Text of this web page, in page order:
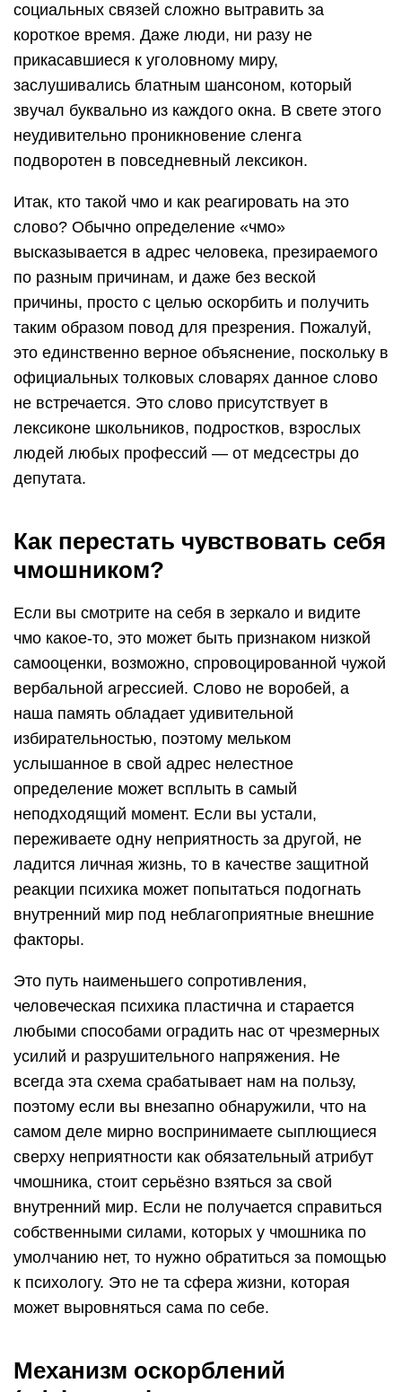
социальных связей сложно вытравить за
короткое время. Даже люди, ни разу не
прикасавшиеся к уголовному миру,
заслушивались блатным шансоном, который
звучал буквально из каждого окна. В свете этого
неудивительно проникновение сленга
подворотен в повседневный лексикон.
Итак, кто такой чмо и как реагировать на это
слово? Обычно определение «чмо»
высказывается в адрес человека, презираемого
по разным причинам, и даже без веской
причины, просто с целью оскорбить и получить
таким образом повод для презрения. Пожалуй,
это единственно верное объяснение, поскольку в
официальных толковых словарях данное слово
не встречается. Это слово присутствует в
лексиконе школьников, подростков, взрослых
людей любых профессий — от медсестры до
депутата.
Как перестать чувствовать себя
чмошником?
Если вы смотрите на себя в зеркало и видите
чмо какое-то, это может быть признаком низкой
самооценки, возможно, спровоцированной чужой
вербальной агрессией. Слово не воробей, а
наша память обладает удивительной
избирательностью, поэтому мельком
услышанное в свой адрес нелестное
определение может всплыть в самый
неподходящий момент. Если вы устали,
переживаете одну неприятность за другой, не
ладится личная жизнь, то в качестве защитной
реакции психика может попытаться подогнать
внутренний мир под неблагоприятные внешние
факторы.
Это путь наименьшего сопротивления,
человеческая психика пластична и старается
любыми способами оградить нас от чрезмерных
усилий и разрушительного напряжения. Не
всегда эта схема срабатывает нам на пользу,
поэтому если вы внезапно обнаружили, что на
самом деле мирно воспринимаете сыплющиеся
сверху неприятности как обязательный атрибут
чмошника, стоит серьёзно взяться за свой
внутренний мир. Если не получается справиться
собственными силами, которых у чмошника по
умолчанию нет, то нужно обратиться за помощью
к психологу. Это не та сфера жизни, которая
может выровняться сама по себе.
Механизм оскорблений